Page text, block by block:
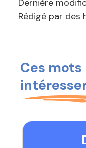
Dernière
Rédigé par des
Ces